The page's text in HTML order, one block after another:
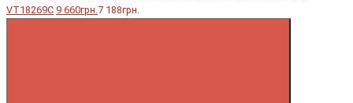
VT18269C 9 660грн. 7 188грн.